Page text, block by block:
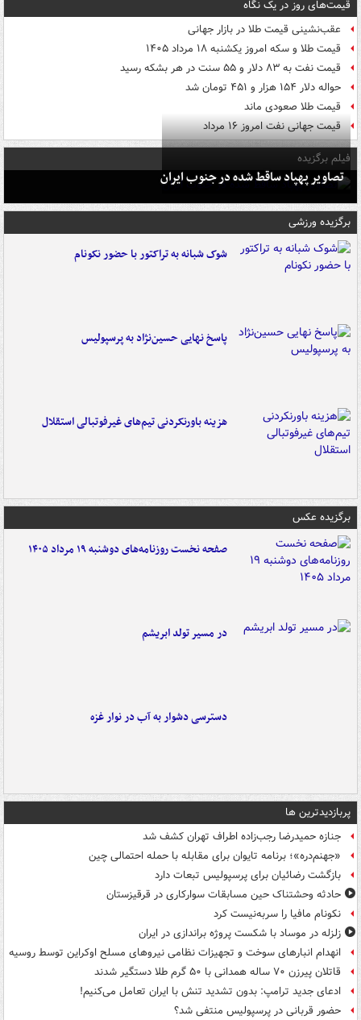
قیمت‌های روز در یک نگاه
عقب‌نشینی قیمت طلا در بازار جهانی
قیمت طلا و سکه امروز یکشنبه ۱۸ مرداد ۱۴۰۵
قیمت نفت به ۸۳ دلار و ۵۵ سنت در هر بشکه رسید
حواله دلار ۱۵۴ هزار و ۴۵۱ تومان شد
قیمت طلا صعودی ماند
قیمت جهانی نفت امروز ۱۶ مرداد
فیلم برگزیده
تصاویر پهپاد ساقط شده در جنوب ایران
برگزیده ورزشی
شوک شبانه به تراکتور با حضور نکونام
پاسخ نهایی حسین‌نژاد به پرسپولیس
هزینه باورنکردنی تیم‌های غیرفوتبالی استقلال
برگزیده عکس
صفحه نخست روزنامه‌های دوشنبه ۱۹ مرداد ۱۴۰۵
در مسیر تولد ابریشم
دسترسی دشوار به آب در نوار غزه
پربازدیدترین ها
جنازه حمیدرضا رجب‌زاده اطراف تهران کشف شد
«جهنم‌دره»؛ برنامه تایوان برای مقابله با حمله احتمالی چین
بازگشت رضائیان برای پرسپولیس تبعات دارد
حادثه وحشتناک حین مسابقات سوارکاری در قرقیزستان
نکونام مافیا را سربه‌نیست کرد
زلزله در موساد با شکست پروژه براندازی در ایران
انهدام انبارهای سوخت و تجهیزات نظامی نیروهای مسلح اوکراین توسط روسیه
قاتلان پیرزن ۷۰ ساله همدانی با ۵۰ گرم طلا دستگیر شدند
ادعای جدید ترامپ: بدون تشدید تنش با ایران تعامل می‌کنیم!
حضور قربانی در پرسپولیس منتفی شد؟